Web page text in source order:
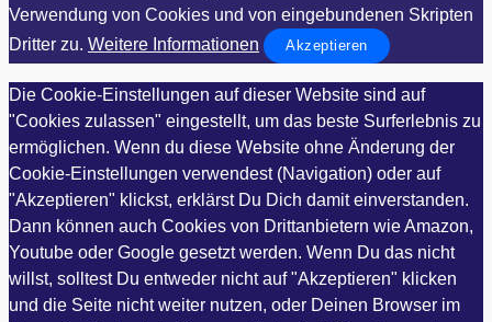
Verwendung von Cookies und von eingebundenen Skripten
Dritter zu. Weitere Informationen Akzeptieren
Die Cookie-Einstellungen auf dieser Website sind auf
"Cookies zulassen" eingestellt, um das beste Surferlebnis zu
ermöglichen. Wenn du diese Website ohne Änderung der
Cookie-Einstellungen verwendest (Navigation) oder auf
"Akzeptieren" klickst, erklärst Du Dich damit einverstanden.
Dann können auch Cookies von Drittanbietern wie Amazon,
Youtube oder Google gesetzt werden. Wenn Du das nicht
willst, solltest Du entweder nicht auf "Akzeptieren" klicken
und die Seite nicht weiter nutzen, oder Deinen Browser im